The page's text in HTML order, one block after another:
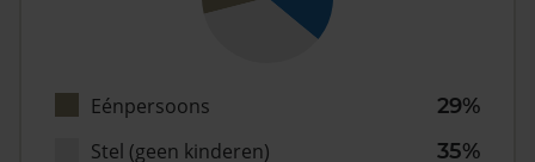
Eénpersoons
29%
Stel (geen kinderen)
35%